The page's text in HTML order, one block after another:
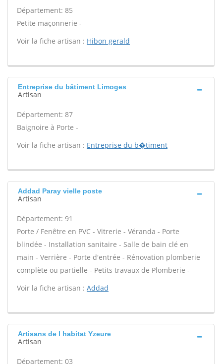
Département: 85
Petite maçonnerie -
Voir la fiche artisan : Hibon gerald
Entreprise du bâtiment Limoges
Artisan
Département: 87
Baignoire à Porte -
Voir la fiche artisan : Entreprise du b�timent
Addad Paray vielle poste
Artisan
Département: 91
Porte / Fenêtre en PVC - Vitrerie - Véranda - Porte
blindée - Installation sanitaire - Salle de bain clé en
main - Verrière - Porte d'entrée - Rénovation plomberie
complète ou partielle - Petits travaux de Plomberie -
Voir la fiche artisan : Addad
Artisans de l habitat Yzeure
Artisan
Département: 03